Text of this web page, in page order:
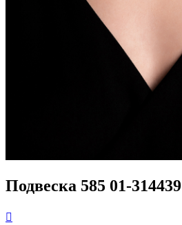
Подвеска 585 01-314439
